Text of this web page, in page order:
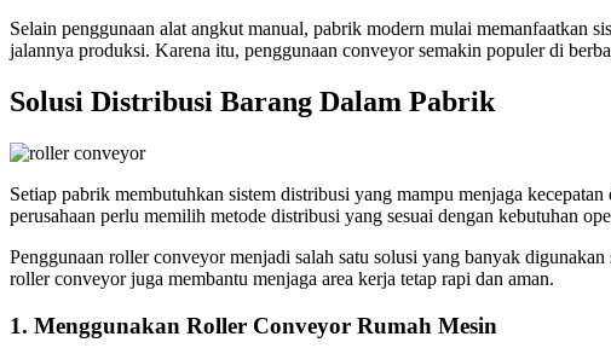
Selain penggunaan alat angkut manual, pabrik modern mulai memanfaatkan
jalannya produksi. Karena itu, penggunaan conveyor semakin populer di
Solusi Distribusi Barang Dalam Pabrik
Setiap pabrik membutuhkan sistem distribusi yang mampu menjaga
perusahaan perlu memilih metode distribusi yang sesuai dengan kebutuhan
Penggunaan roller conveyor menjadi salah satu solusi yang banyak
roller conveyor juga membantu menjaga area kerja tetap rapi dan aman.
1. Menggunakan Roller Conveyor Rumah Mesin